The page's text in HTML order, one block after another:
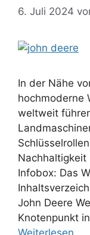
6. Juli 2024
In der Nähe
hochmoderne
weltweit
Infobox: Das
John Deere
Knotenpunkt
Weiterlesen